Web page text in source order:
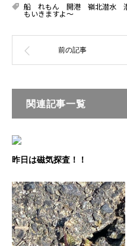
船 れもん 開港 嶺北潜水
もいきますよ〜
関連記事一覧
昨日は磁気探査！！